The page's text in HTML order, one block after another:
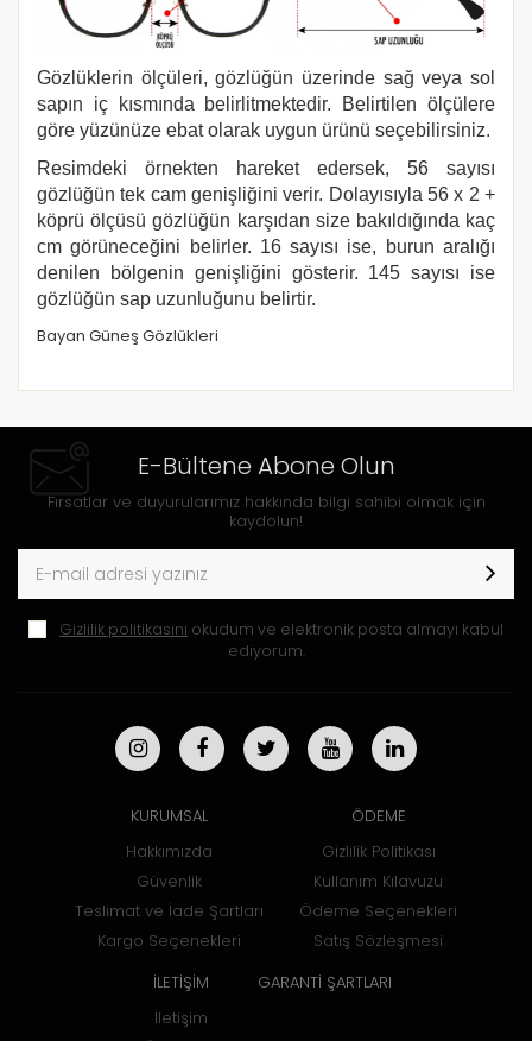
Gözlüklerin ölçüleri, gözlüğün üzerinde sağ veya sol
sapın iç kısmında belirlitmektedir. Belirtilen ölçülere
göre yüzünüze ebat olarak uygun ürünü seçebilirsiniz.
Resimdeki örnekten hareket edersek, 56 sayısı
gözlüğün tek cam genişliğini verir. Dolayısıyla 56 x 2 +
köprü ölçüsü gözlüğün karşıdan size bakıldığında kaç
cm görüneceğini belirler. 16 sayısı ise, burun aralığı
denilen bölgenin genişliğini gösterir. 145 sayısı ise
gözlüğün sap uzunluğunu belirtir.
Bayan Güneş Gözlükleri
E-Bültene Abone Olun
Fırsatlar ve duyurularımız hakkında bilgi sahibi olmak için
kaydolun!
Gizlilik politikasını okudum ve elektronik posta almayı kabul
ediyorum.
KURUMSAL
Hakkımızda
Güvenlik
Teslimat ve İade Şartları
Kargo Seçenekleri
ÖDEME
Gizlilik Politikası
Kullanım Kılavuzu
Ödeme Seçenekleri
Satış Sözleşmesi
İLETİŞİM
İletişim
GARANTİ ŞARTLARI